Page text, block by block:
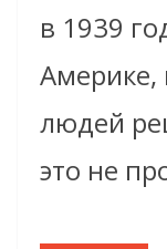
в 1939
Америке,
людей
это не